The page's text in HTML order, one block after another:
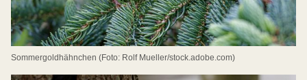
Sommergoldhähnchen (Foto: Rolf Mueller/stock.adobe.com)